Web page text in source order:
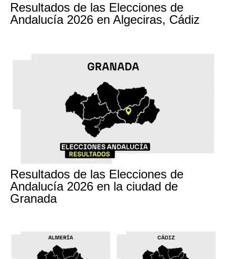
Resultados de las Elecciones de
Andalucía 2026 en Algeciras, Cádiz
Resultados de las Elecciones de
Andalucía 2026 en la ciudad de
Granada